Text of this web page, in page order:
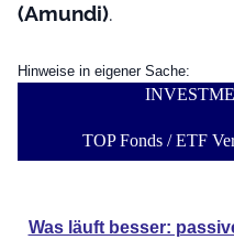
(Amundi).
Hinweise in eigener Sache:
TOP Fonds / ETF
Was läuft besser: